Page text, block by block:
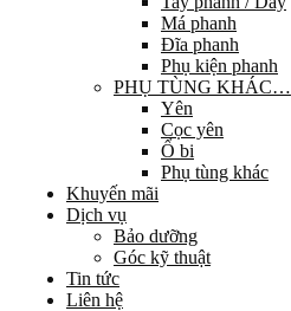
Má phanh
Đĩa phanh
Phụ kiện phanh
PHỤ TÙNG KHÁC…
Yên
Cọc yên
Ổ bi
Phụ tùng khác
Khuyến mãi
Dịch vụ
Bảo dưỡng
Góc kỹ thuật
Tin tức
Liên hệ